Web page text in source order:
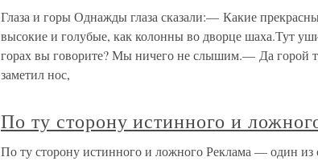
Глаза и горы Однажды глаза сказали:— Какие
высокие и голубые, как колонны во дворце шаха.Тут
горах вы говорите? Мы ничего не слышим.— Да горой
заметил нос,
По ту сторону истинного и
По ту сторону истинного и ложного Реклама — один из